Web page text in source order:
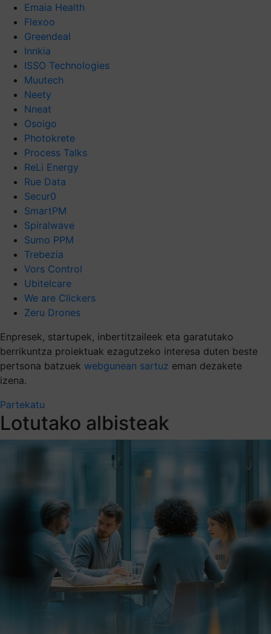
Emaia Health
Flexoo
Greendeal
Innkia
ISSO Technologies
Muutech
Neety
Nneat
Osoigo
Photokrete
Process Talks
ReLi Energy
Rue Data
Secur0
SmartPM
Spiralwave
Sumo PPM
Trebezia
Vors Control
Ubitelcare
We are Clickers
Zeru Drones
Enpresek, startupek, inbertitzaileek eta garatutako
berrikuntza proiektuak ezagutzeko interesa duten beste
pertsona batzuek webgunean sartuz eman dezakete
izena.
Partekatu
Lotutako albisteak